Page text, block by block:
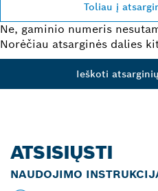
Toliau į
Ne, gaminio numeris
Norėčiau atsarginės dalies
Ieškoti
ATSISIŲSTI
NAUDOJIMO